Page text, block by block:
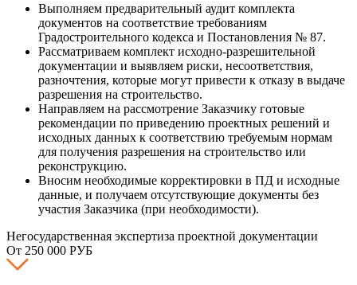
Выполняем предварительный аудит комплекта
документов на соответствие требованиям
Градостроительного кодекса и Постановления № 87.
Рассматриваем комплект исходно-разрешительной
документации и выявляем риски, несоответствия,
разночтения, которые могут привести к отказу в выдаче
разрешения на строительство.
Направляем на рассмотрение Заказчику готовые
рекомендации по приведению проектных решений и
исходных данных к соответствию требуемым нормам
для получения разрешения на строительство или
реконструкцию.
Вносим необходимые корректировки в ПД и исходные
данные, и получаем отсутствующие документы без
участия Заказчика (при необходимости).
Негосударственная экспертиза проектной документации
От 250 000 РУБ